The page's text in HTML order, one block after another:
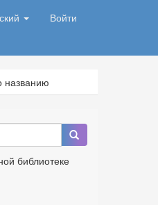
Войти
названию
библиотеке